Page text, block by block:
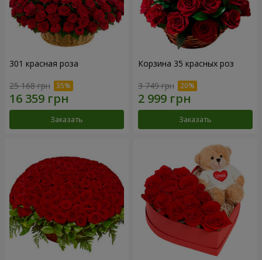
301 красная роза
25 168 грн
Заказать
Корзина 35 красных роз
3 749 грн
Заказать